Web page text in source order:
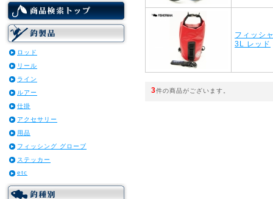
ロッド
リール
ライン
ルアー
仕掛
アクセサリー
用品
フィッシング グローブ
ステッカー
etc
フィッシ
3L レッド
3件の商品がございます。